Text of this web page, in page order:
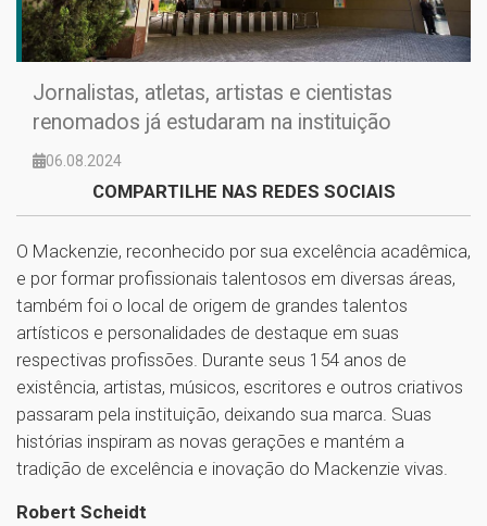
Jornalistas, atletas, artistas e cientistas
renomados já estudaram na instituição
06.08.2024
COMPARTILHE NAS REDES SOCIAIS
O Mackenzie, reconhecido por sua excelência acadêmica,
e por formar profissionais talentosos em diversas áreas,
também foi o local de origem de grandes talentos
artísticos e personalidades de destaque em suas
respectivas profissões. Durante seus 154 anos de
existência, artistas, músicos, escritores e outros criativos
passaram pela instituição, deixando sua marca. Suas
histórias inspiram as novas gerações e mantém a
tradição de excelência e inovação do Mackenzie vivas.
Robert Scheidt